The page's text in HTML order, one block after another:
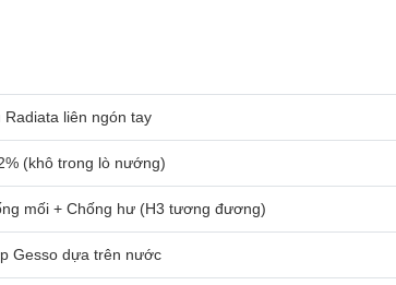
Radiata liên ngón tay
(khô trong lò nướng)
mối + Chống hư (H3 tương đương)
Gesso dựa trên nước